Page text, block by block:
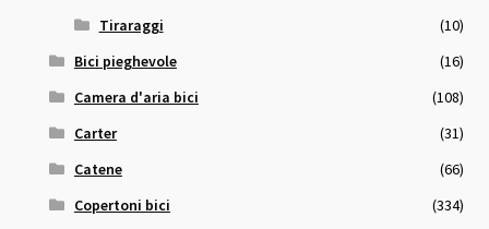
Tiraraggi
(10)
Bici pieghevole
(16)
Camera d'aria bici
(108)
Carter
(31)
Catene
(66)
Copertoni bici
(334)